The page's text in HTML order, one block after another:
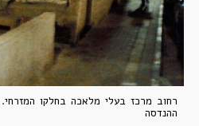
רחוב מרכז בעלי מלאכה בחלקו המזרחי
ההנדסה